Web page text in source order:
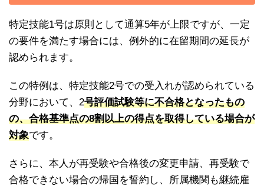
特定技能1号は原則として通算5年が上限ですが、一定
の要件を満たす場合には、例外的に在留期間の延長が
認められます。
この特例は、特定技能2号での受入れが認められている
分野において、2号評価試験等に不合格となったもの
の、合格基準点の8割以上の得点を取得している場合が
対象です。
さらに、本人が再受験や合格後の変更申請、再受験で
合格できない場合の帰国を誓約し、所属機関も継続雇